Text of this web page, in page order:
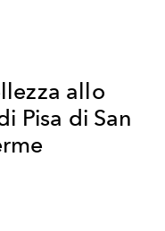
allo
Pisa di San